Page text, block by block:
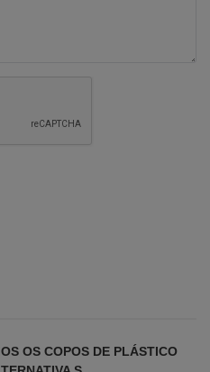
OS COPOS DE PLÁSTICO